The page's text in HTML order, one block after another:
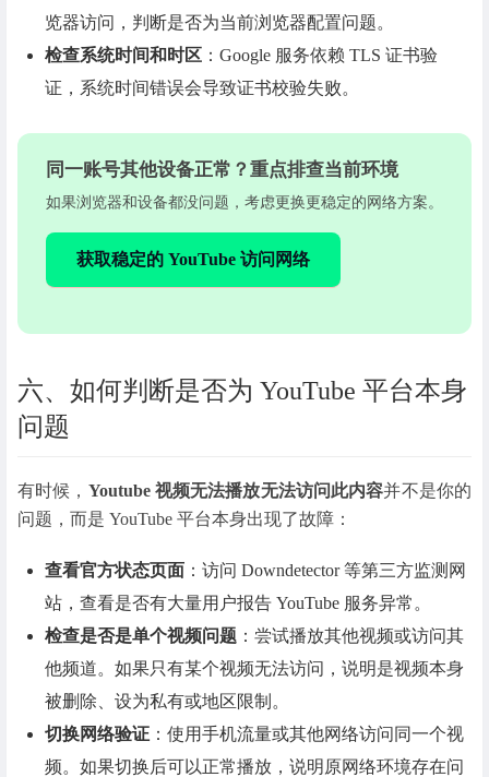
览器访问，判断是否为当前浏览器配置问题。
检查系统时间和时区 ：Google 服务依赖 TLS 证书验
证，系统时间错误会导致证书校验失败。
同一账号其他设备正常？重点排查当前环境
如果浏览器和设备都没问题，考虑更换更稳定的网络方案。
获取稳定的 YouTube 访问网络
六、如何判断是否为 YouTube 平台本身
问题
有时候， Youtube 视频无法播放无法访问此内容并不是你的
问题，而是 YouTube 平台本身出现了故障：
查看官方状态页面 ：访问 Downdetector 等第三方监测网
站，查看是否有大量用户报告 YouTube 服务异常。
检查是否是单个视频问题 ：尝试播放其他视频或访问其
他频道。如果只有某个视频无法访问，说明是视频本身
被删除、设为私有或地区限制。
切换网络验证 ：使用手机流量或其他网络访问同一个视
频。如果切换后可以正常播放，说明原网络环境存在问